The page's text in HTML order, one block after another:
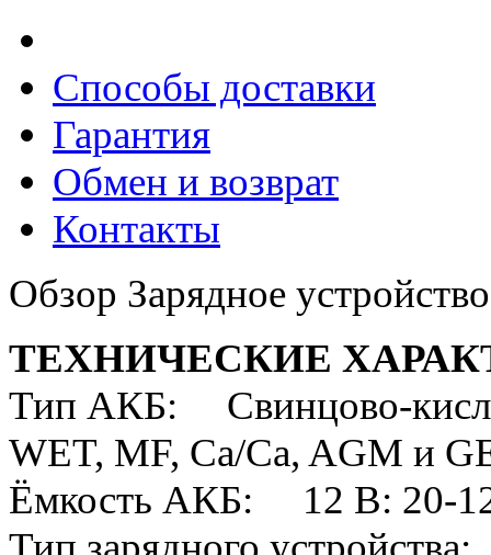
Способы доставки
Гарантия
Обмен и возврат
Контакты
Обзор Зарядное
ТЕХНИЧЕСКИЕ
Тип АКБ: Свинцово-
WET, MF, Ca/Ca, AGM и
Ёмкость АКБ: 12 В: 20-